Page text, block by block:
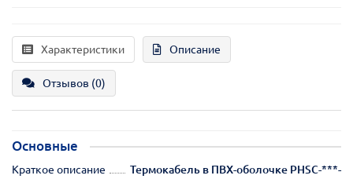
Характеристики Описание
Отзывов (0)
Основные
Краткое описание
Термокабель в ПВХ-оболочке PHSC-***-